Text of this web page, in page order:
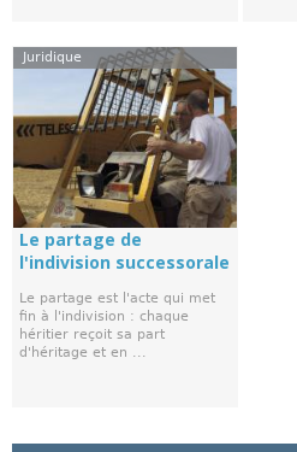
Juridique
Le partage de
l'indivision successorale
Le partage est l'acte qui met
fin à l'indivision : chaque
héritier reçoit sa part
d'héritage et en ...